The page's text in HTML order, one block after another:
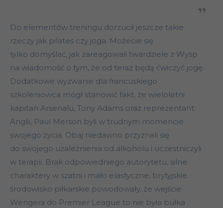
Do elementów treningu dorzucił jeszcze takie
rzeczy jak pilates czy joga. Możecie się
tylko domyślać, jak zareagowali twardziele z Wysp
na wiadomość o tym, że od teraz będą ćwiczyć jogę.
Dodatkowe wyzwanie dla francuskiego
szkoleniowca mógł stanowić fakt, że wieloletni
kapitan Arsenalu, Tony Adams oraz reprezentant
Anglii, Paul Merson byli w trudnym momencie
swojego życia. Obaj niedawno przyznali się
do swojego uzależnienia od alkoholu i uczestniczyli
w terapii. Brak odpowiedniego autorytetu, silne
charaktery w szatni i mało elastyczne, brytyjskie
środowisko piłkarskie powodowały, że wejście
Wengera do Premier League to nie była bułka